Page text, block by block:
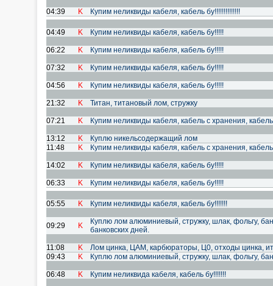
04:39 K Купим неликвиды кабеля, кабель бу!!!!!!!!!!!!!!
04:49 K Купим неликвиды кабеля, кабель бу!!!!!
06:22 K Купим неликвиды кабеля, кабель бу!!!!!
07:32 K Купим неликвиды кабеля, кабель бу!!!!!
04:56 K Купим неликвиды кабеля, кабель бу!!!!!
21:32 K Титан, титановый лом, стружку
07:21 K Купим неликвиды кабеля, кабель с хранения,
13:12 K
Куплю никельсодержащий лом
11:48
K Купим неликвиды кабеля, кабель с хранения,
14:02 K Купим неликвиды кабеля, кабель бу!!!!!
06:33 K Купим неликвиды кабеля, кабель бу!!!!!
05:55 K Купим неликвиды кабеля, кабель бу!!!!!!!
09:29 K
Куплю лом алюминиевый, стружку, шлак, фольгу,
банковских дней.
11:08 K
Лом цинка, ЦАМ, карбюраторы, Ц0, отходы цинка,
09:43
K Куплю лом алюминиевый, стружку, шлак, фольгу,
06:48 K Купим неликвида кабеля, кабель бу!!!!!!!